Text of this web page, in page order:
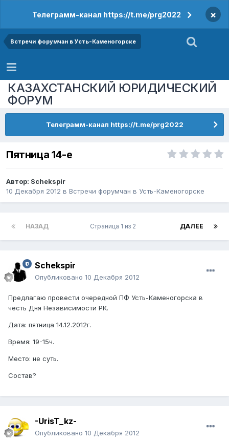
Телеграмм-канал https://t.me/prg2022 ×
Встречи форумчан в Усть-Каменогорске
КАЗАХСТАНСКИЙ ЮРИДИЧЕСКИЙ
ФОРУМ
Телеграмм-канал https://t.me/prg2022
Пятница 14-е
Автор: Schekspir
10 Декабря 2012 в Встречи форумчан в Усть-Каменогорске
НАЗАД ДАЛЕЕ
Страница 1 из 2
Schekspir
Опубликовано 10 Декабря 2012
Предлагаю провести очередной ПФ Усть-Каменогорска в
честь Дня Независимости РК.
Дата: пятница 14.12.2012г.
Время: 19-15ч.
Место: не суть.
Состав?
-UrisT_kz-
Опубликовано 10 Декабря 2012